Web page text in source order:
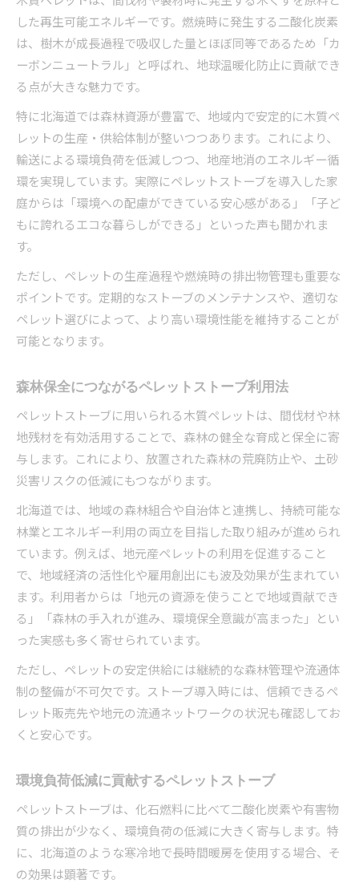
した再生可能エネルギーです。燃焼時に発生する二酸化炭素
は、樹木が成長過程で吸収した量とほぼ同等であるため「カ
ーボンニュートラル」と呼ばれ、地球温暖化防止に貢献でき
る点が大きな魅力です。
特に北海道では森林資源が豊富で、地域内で安定的に木質ペ
レットの生産・供給体制が整いつつあります。これにより、
輸送による環境負荷を低減しつつ、地産地消のエネルギー循
環を実現しています。実際にペレットストーブを導入した家
庭からは「環境への配慮ができている安心感がある」「子ど
もに誇れるエコな暮らしができる」といった声も聞かれま
す。
ただし、ペレットの生産過程や燃焼時の排出物管理も重要な
ポイントです。定期的なストーブのメンテナンスや、適切な
ペレット選びによって、より高い環境性能を維持することが
可能となります。
森林保全につながるペレットストーブ利用法
ペレットストーブに用いられる木質ペレットは、間伐材や林
地残材を有効活用することで、森林の健全な育成と保全に寄
与します。これにより、放置された森林の荒廃防止や、土砂
災害リスクの低減にもつながります。
北海道では、地域の森林組合や自治体と連携し、持続可能な
林業とエネルギー利用の両立を目指した取り組みが進められ
ています。例えば、地元産ペレットの利用を促進すること
で、地域経済の活性化や雇用創出にも波及効果が生まれてい
ます。利用者からは「地元の資源を使うことで地域貢献でき
る」「森林の手入れが進み、環境保全意識が高まった」とい
った実感も多く寄せられています。
ただし、ペレットの安定供給には継続的な森林管理や流通体
制の整備が不可欠です。ストーブ導入時には、信頼できるペ
レット販売先や地元の流通ネットワークの状況も確認してお
くと安心です。
環境負荷低減に貢献するペレットストーブ
ペレットストーブは、化石燃料に比べて二酸化炭素や有害物
質の排出が少なく、環境負荷の低減に大きく寄与します。特
に、北海道のような寒冷地で長時間暖房を使用する場合、そ
の効果は顕著です。